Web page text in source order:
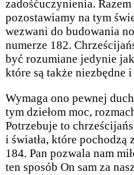
zadośćuczynienia.
pozostawiamy na tym
wezwani do budowania
numerze 182.
być rozumiane jedynie
które są także niezbędne
Wymaga ono pewnej
tym dziełom moc,
Potrzebuje to
i światła, które pochodzą
184. Pan pozwala nam
ten sposób On sam za